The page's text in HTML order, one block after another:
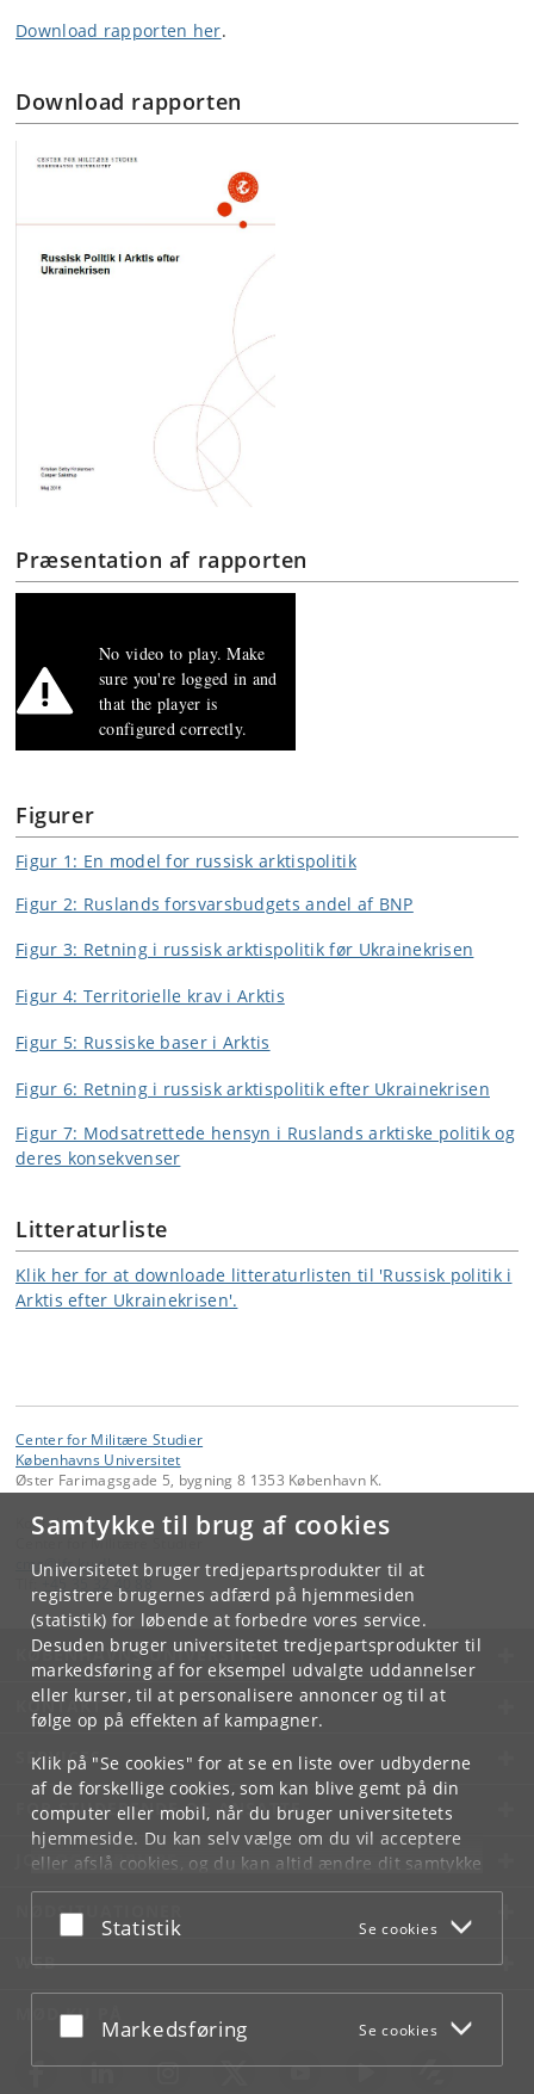
Samtykke til brug af cookies
Universitetet bruger tredjepartsprodukter til at
registrere brugernes adfærd på hjemmesiden
(statistik) for løbende at forbedre vores service.
Desuden bruger universitetet tredjepartsprodukter til
markedsføring af for eksempel udvalgte uddannelser
eller kurser, til at personalisere annoncer og til at
følge op på effekten af kampagner.
Klik på "Se cookies" for at se en liste over udbyderne
af de forskellige cookies, som kan blive gemt på din
computer eller mobil, når du bruger universitetets
hjemmeside. Du kan selv vælge om du vil acceptere
eller afslå cookies, og du kan altid ændre dit samtykke
underCookie- og privatlivspolitiksom du finder i
bunden af hver side.
Acceptér eller afslå
Statistik Se cookies
Acceptér eller afslå
Markedsføring Se cookies
Download rapporten her.
Download rapporten
Præsentation af rapporten
Figurer
Figur 1: En model for russisk arktispolitik
Figur 2: Ruslands forsvarsbudgets andel af BNP
Figur 3: Retning i russisk arktispolitik før Ukrainekrisen
Figur 4: Territorielle krav i Arktis
Figur 5: Russiske baser i Arktis
Figur 6: Retning i russisk arktispolitik efter Ukrainekrisen
Figur 7: Modsatrettede hensyn i Ruslands arktiske politik og
deres konsekvenser
Litteraturliste
Klik her for at downloade litteraturlisten til 'Russisk politik i
Arktis efter Ukrainekrisen'.
Center for Militære Studier
Københavns Universitet
Øster Farimagsgade 5, bygning 8 1353 København K.
Kontakt:
Center for Militære Studier
cms@ifs.ku.dk
+45 35 32 40 88
KØBENHAVNS UNIVERSITET
KONTAKT
SERVICES
FOR STUDERENDE OG ANSATTE
JOB OG KARRIERE
NØDSITUATIONER
WEB
MØD KU PÅ